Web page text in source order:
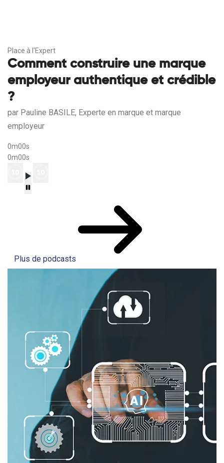
Place à l'Expert
Comment construire une marque
employeur authentique et crédible
?
par Pauline BASILE, Experte en marque et marque
employeur
0m00s
0m00s
Plus de podcasts